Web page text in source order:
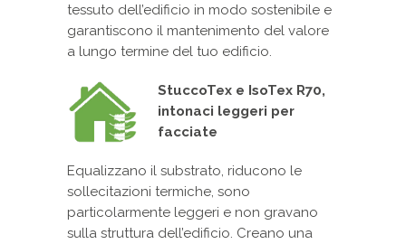
tessuto dell’edificio in modo sostenibile e
garantiscono il mantenimento del valore
a lungo termine del tuo edificio.
StuccoTex e IsoTex R70,
intonaci leggeri per
facciate
Equalizzano il substrato, riducono le
sollecitazioni termiche, sono
particolarmente leggeri e non gravano
sulla struttura dell’edificio. Creano una